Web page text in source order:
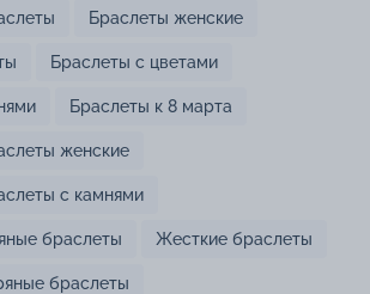
Браслеты женские
Браслеты с цветами
Браслеты к 8 марта
женские
с камнями
браслеты Жесткие браслеты
браслеты